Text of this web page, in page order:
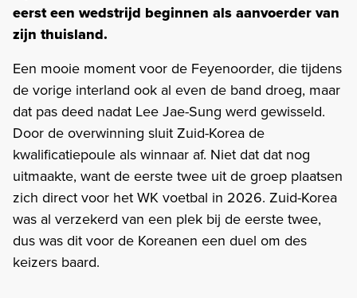
eerst een wedstrijd beginnen als aanvoerder van
zijn thuisland.
Een mooie moment voor de Feyenoorder, die tijdens
de vorige interland ook al even de band droeg, maar
dat pas deed nadat Lee Jae-Sung werd gewisseld.
Door de overwinning sluit Zuid-Korea de
kwalificatiepoule als winnaar af. Niet dat dat nog
uitmaakte, want de eerste twee uit de groep plaatsen
zich direct voor het WK voetbal in 2026. Zuid-Korea
was al verzekerd van een plek bij de eerste twee,
dus was dit voor de Koreanen een duel om des
keizers baard.